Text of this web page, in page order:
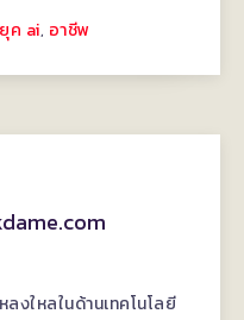
ยุค ai, อาชีพ
งใหลในด้านเทคโนโลยี